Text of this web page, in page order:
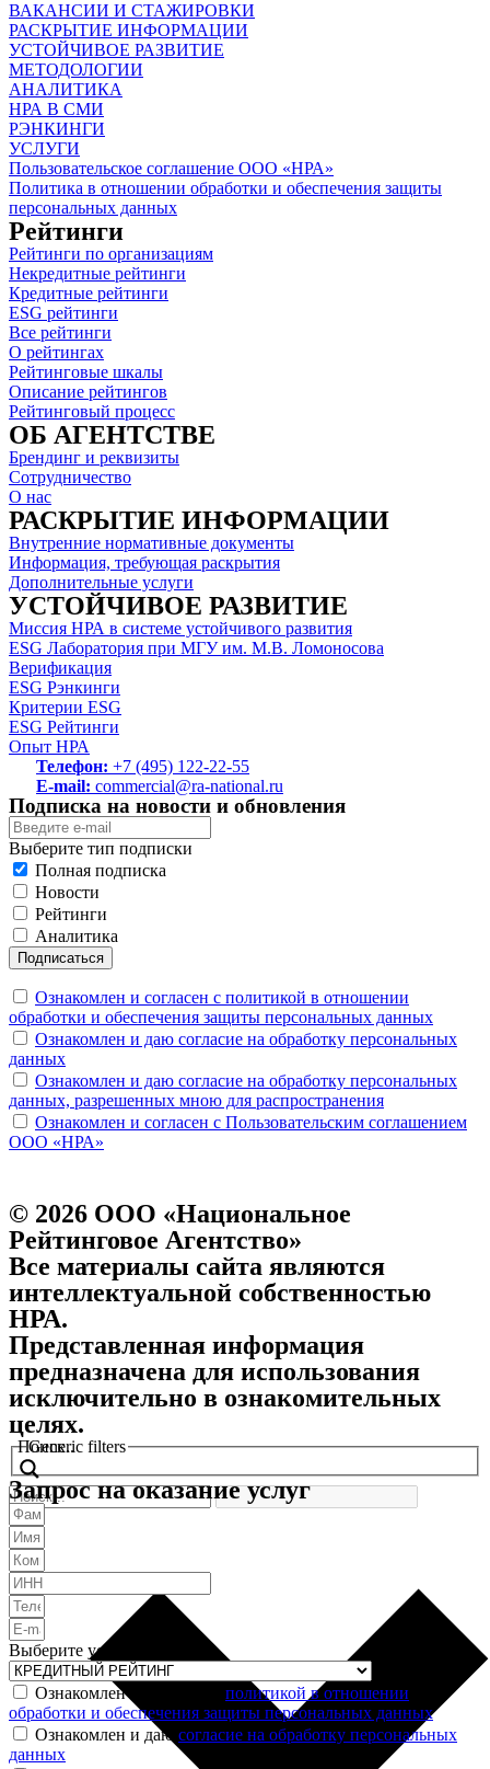
ВАКАНСИИ И СТАЖИРОВКИ
РАСКРЫТИЕ ИНФОРМАЦИИ
УСТОЙЧИВОЕ РАЗВИТИЕ
МЕТОДОЛОГИИ
АНАЛИТИКА
НРА В СМИ
РЭНКИНГИ
УСЛУГИ
Пользовательское соглашение ООО «НРА»
Политика в отношении обработки и обеспечения защиты
персональных данных
Рейтинги
Рейтинги по организациям
Некредитные рейтинги
Кредитные рейтинги
ESG рейтинги
Все рейтинги
О рейтингах
Рейтинговые шкалы
Описание рейтингов
Рейтинговый процесс
ОБ АГЕНТСТВЕ
Брендинг и реквизиты
Сотрудничество
О нас
РАСКРЫТИЕ ИНФОРМАЦИИ
Внутренние нормативные документы
Информация, требующая раскрытия
Дополнительные услуги
УСТОЙЧИВОЕ РАЗВИТИЕ
Миссия НРА в системе устойчивого развития
ESG Лаборатория при МГУ им. М.В. Ломоносова
Верификация
ESG Рэнкинги
Критерии ESG
ESG Рейтинги
Опыт НРА
Телефон: +7 (495) 122-22-55
E-mail: commercial@ra-national.ru
Подписка на новости и обновления
Выберите тип подписки
Полная подписка
Новости
Рейтинги
Аналитика
Подписаться
Ознакомлен и согласен с политикой в отношении
обработки и обеспечения защиты персональных данных
Ознакомлен и даю согласие на обработку персональных
данных
Ознакомлен и даю согласие на обработку персональных
данных, разрешенных мною для распространения
Ознакомлен и согласен с Пользовательским соглашением
ООО «НРА»
© 2026 ООО «Национальное
Рейтинговое Агентство»
Все материалы сайта являются
интеллектуальной собственностью
НРА.
Представленная информация
предназначена для использования
исключительно в ознакомительных
целях.
Поиск..
Generic filters
Запрос на оказание услуг
Выберите услугу
Ознакомлен и согласен с политикой в отношении
обработки и обеспечения защиты персональных данных
Ознакомлен и даю согласие на обработку персональных
данных